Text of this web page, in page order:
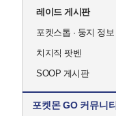
레이드 게시판
포켓스톱 · 둥지 정보
치지직 팟벤
SOOP 게시판
포켓몬 GO 커뮤니티